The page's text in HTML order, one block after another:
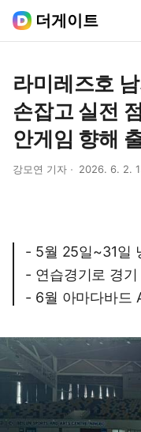
더게이트
라미레즈호
손잡고 실전
안게임 향해
강모연 기자 2026. 6. 2.
- 5월 25일~31일
- 연습경기로 경기
- 6월 아마다바드